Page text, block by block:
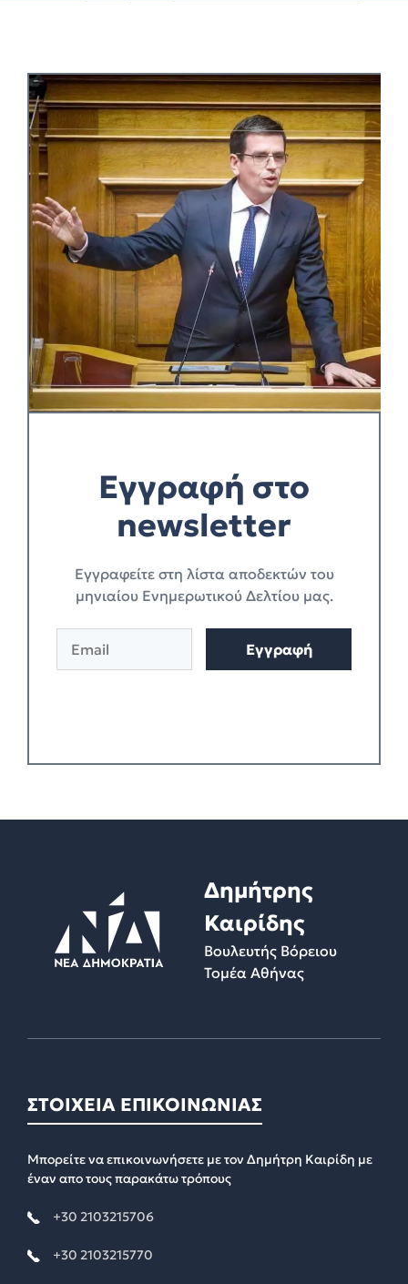
Εγγραφή στο
newsletter
Eγγραφείτε στη λίστα αποδεκτών του
μηνιαίου Ενημερωτικού Δελτίου μας.
Εγγραφή
Δημήτρης
Καιρίδης
Βουλευτής Βόρειου
Τομέα Αθήνας
ΣΤΟΙΧΕΙΑ ΕΠΙΚΟΙΝΩΝΙΑΣ
Μπορείτε να επικοινωνήσετε με τον Δημήτρη Καιρίδη με
έναν απο τους παρακάτω τρόπους
+30 2103215706
+30 2103215770